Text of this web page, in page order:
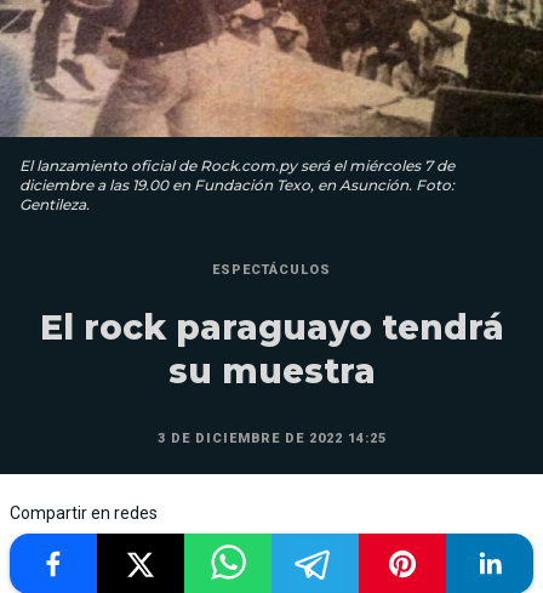
El lanzamiento oficial de Rock.com.py será el miércoles 7 de
diciembre a las 19.00 en Fundación Texo, en Asunción. Foto:
Gentileza.
ESPECTÁCULOS
El rock paraguayo tendrá
su muestra
3 DE DICIEMBRE DE 2022 14:25
Compartir en redes